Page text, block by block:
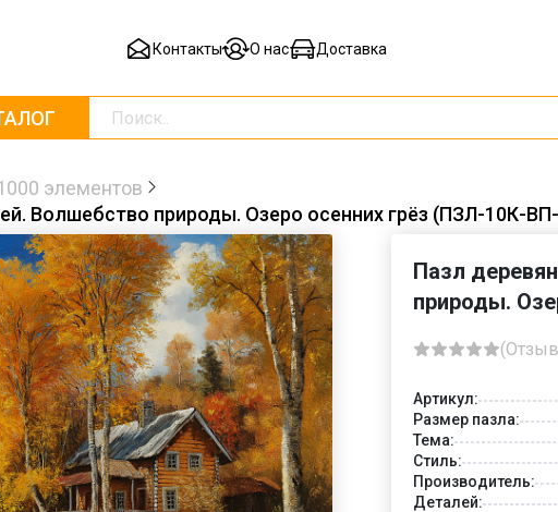
Контакты О нас Доставка
элементов
Волшебство природы. Озеро осенних грёз (ПЗЛ-10К-
Пазл
природы.
Артикул:
Размер пазла:
Тема:
Стиль:
Производитель:
Деталей: